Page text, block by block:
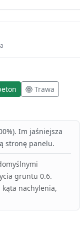
Trawa
Im jaśniejsza
stronę panelu.
gruntu 0.6.
kąta nachylenia,